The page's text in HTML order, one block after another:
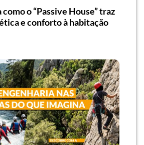
o “Passive House” traz
e conforto à habitação